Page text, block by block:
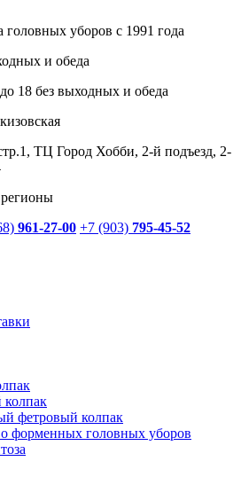
уборов с 1991 года
и обеда
18 без выходных и обеда
, ТЦ Город Хобби, 2-й подъезд, 2-
961-27-00 +7 (903) 795-45-52
фетровый колпак
форменных головных уборов